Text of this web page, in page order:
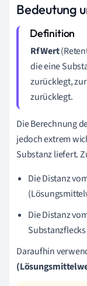
Bedeutung
Rf Wert
die eine
zurücklegt,
zurücklegt.
Die Berechnung
jedoch extrem
Substanz liefert.
Die Distanz
Die Distanz
Daraufhin